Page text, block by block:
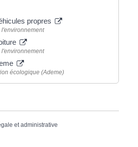
propres
écologique (Ademe)
et administrative